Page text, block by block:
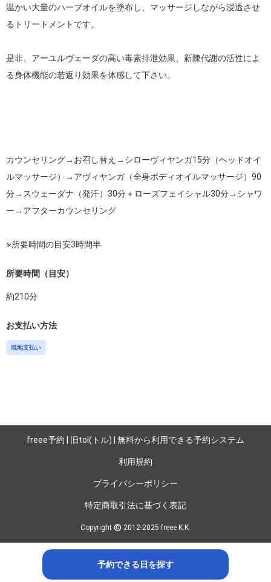
温かい大量のハーブオイルを塗布し、マッサージしながら浸透させ
るトリートメントです。
是非、アーユルヴェーダの高い毒素排泄効果、新陳代謝の活性によ
る身体機能の若返り効果を体感して下さい。
カウンセリング→お召し替え→シローヴィヤンガ15分（ヘッドオイ
ルマッサージ）→アヴィヤンガ（全身ボディオイルマッサージ）90
分→スウェーダナ（発汗）30分＋ローズフェイシャル30分→シャワ
ー→アフターカウンセリング
※所要時間の目安3時間半
所要時間（目安）
約210分
お支払い方法
現地支払い
予約できる日を探す
freee予約 | 旧tol(トル) | 無料から利用できる予約システム
利用規約
プライバシーポリシー
特定商取引法に基づく表記
Copyright © 2012-2025 freee K.K.